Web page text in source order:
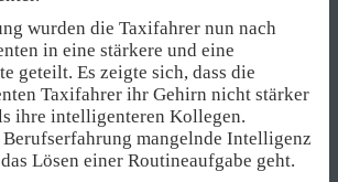
wurden die Taxifahrer nun nach
in eine stärkere und eine
geteilt. Es zeigte sich, dass die
Taxifahrer ihr Gehirn nicht stärker
ihre intelligenteren Kollegen.
mangelnde Intelligenz
Lösen einer Routineaufgabe geht.